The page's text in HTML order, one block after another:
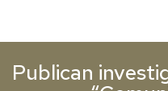
Publican